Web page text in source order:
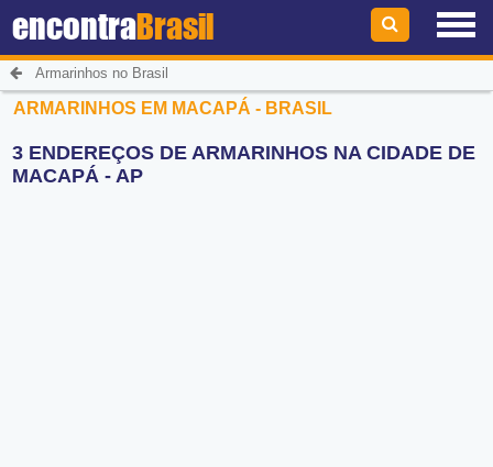
encontraBrasil
Armarinhos no Brasil
ARMARINHOS EM MACAPÁ - BRASIL
3 ENDEREÇOS DE ARMARINHOS NA CIDADE DE
MACAPÁ - AP